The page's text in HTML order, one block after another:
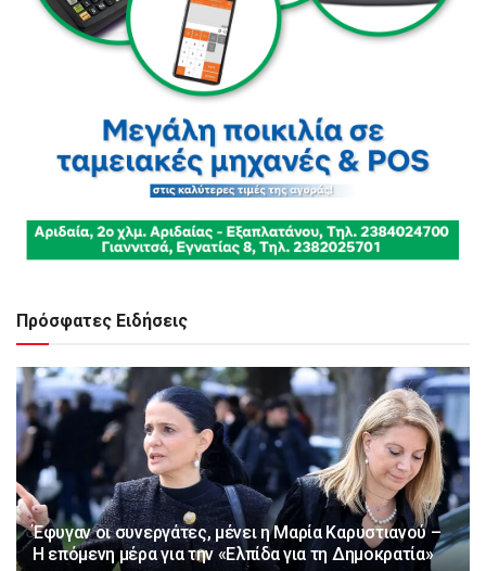
Πρόσφατες Ειδήσεις
Έφυγαν οι συνεργάτες, μένει η Μαρία Καρυστιανού –
Η επόμενη μέρα για την «Ελπίδα για τη Δημοκρατία»